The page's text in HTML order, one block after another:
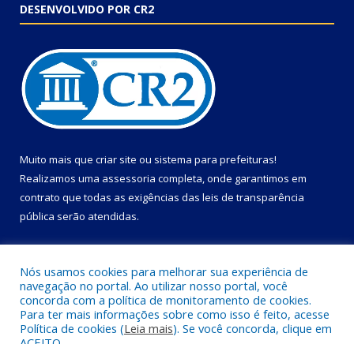
DESENVOLVIDO POR CR2
Muito mais que criar site ou sistema para prefeituras!
Realizamos uma assessoria completa, onde garantimos em
contrato que todas as exigências das leis de transparência
pública serão atendidas.
Todos os direitos reservados a Câmara Municipal de Primavera.
Nós usamos cookies para melhorar sua experiência de
navegação no portal. Ao utilizar nosso portal, você
concorda com a política de monitoramento de cookies.
Para ter mais informações sobre como isso é feito, acesse
Política de cookies (Leia mais). Se você concorda, clique em